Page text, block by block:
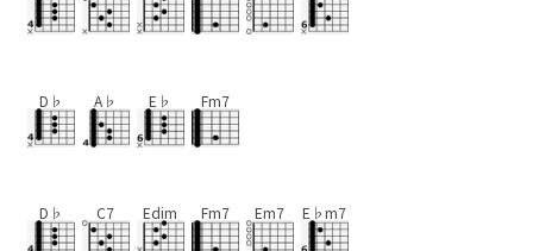
D♭ A♭ E♭ Fm7
D♭ C7 Edim Fm7 Em7 E♭m7